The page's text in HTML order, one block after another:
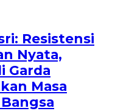
Resistensi
Nyata,
Garda
Masa